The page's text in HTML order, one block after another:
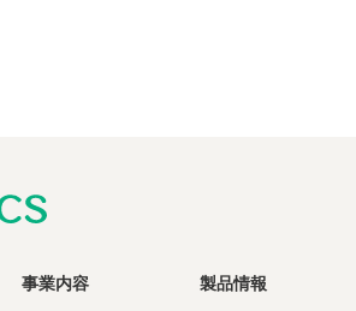
事業内容 製品情報